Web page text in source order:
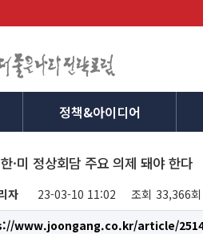
정책&아이디어
·미 정상회담 주요 의제 돼야 한다
자 23-03-10 11:02 조회 33,366회
www.joongang.co.kr/article/